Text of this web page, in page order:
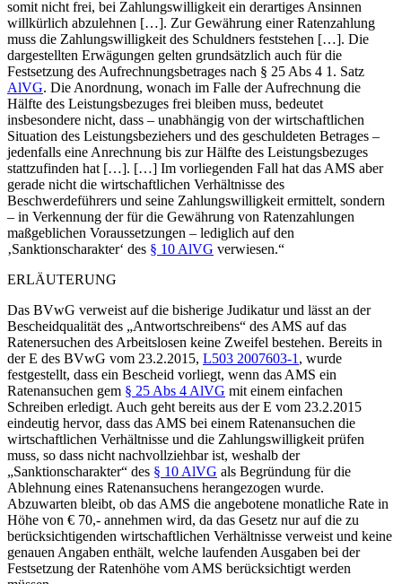
somit nicht frei, bei Zahlungswilligkeit ein derartiges Ansinnen
willkürlich abzulehnen […]. Zur Gewährung einer Ratenzahlung
muss die Zahlungswilligkeit des Schuldners feststehen […]. Die
dargestellten Erwägungen gelten grundsätzlich auch für die
Festsetzung des Aufrechnungsbetrages nach § 25 Abs 4 1. Satz
AlVG. Die Anordnung, wonach im Falle der Aufrechnung die
Hälfte des Leistungsbezuges frei bleiben muss, bedeutet
insbesondere nicht, dass – unabhängig von der wirtschaftlichen
Situation des Leistungsbeziehers und des geschuldeten Betrages –
jedenfalls eine Anrechnung bis zur Hälfte des Leistungsbezuges
stattzufinden hat […]. […] Im vorliegenden Fall hat das AMS aber
gerade nicht die wirtschaftlichen Verhältnisse des
Beschwerdeführers und seine Zahlungswilligkeit ermittelt, sondern
– in Verkennung der für die Gewährung von Ratenzahlungen
maßgeblichen Voraussetzungen – lediglich auf den
‚Sanktionscharakter‘ des § 10 AlVG verwiesen.“
ERLÄUTERUNG
Das BVwG verweist auf die bisherige Judikatur und lässt an der
Bescheidqualität des „Antwortschreibens“ des AMS auf das
Ratenersuchen des Arbeitslosen keine Zweifel bestehen. Bereits in
der E des BVwG vom 23.2.2015, L503 2007603-1 , wurde
festgestellt, dass ein Bescheid vorliegt, wenn das AMS ein
Ratenansuchen gem § 25 Abs 4 AlVG mit einem einfachen
Schreiben erledigt. Auch geht bereits aus der E vom 23.2.2015
eindeutig hervor, dass das AMS bei einem Ratenansuchen die
wirtschaftlichen Verhältnisse und die Zahlungswilligkeit prüfen
muss, so dass nicht nachvollziehbar ist, weshalb der
„Sanktionscharakter“ des § 10 AlVG als Begründung für die
Ablehnung eines Ratenansuchens herangezogen wurde.
Abzuwarten bleibt, ob das AMS die angebotene monatliche Rate in
Höhe von € 70,- annehmen wird, da das Gesetz nur auf die zu
berücksichtigenden wirtschaftlichen Verhältnisse verweist und keine
genauen Angaben enthält, welche laufenden Ausgaben bei der
Festsetzung der Ratenhöhe vom AMS berücksichtigt werden